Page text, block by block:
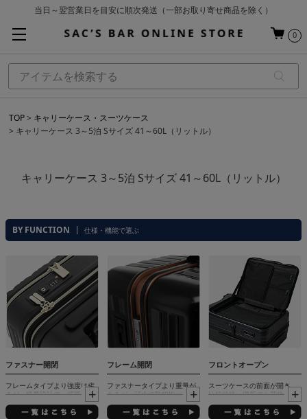
お買い上げ合計¥3,980以上で送料無料
0
TOP
キャリーケース・スーツケース
キャリーケース 3～5泊 Sサイズ 41～60L（リットル）
キャリーケース 3～5泊 Sサイズ 41～60L（リットル）
BY FUNCTION 仕様・機能で選ぶ
ファスナー開閉
フレームタイプより強度は劣
るが、軽量設計で、拡張機能
やフロントポケット等の付加
機能付きが多い
フレーム開閉
ファスナータイプより重量が
あるが、頑丈で防犯性に優
れ、ロック解除もワンタッチ
解除なので素早い開閉が可能
フロントオープン
スーツケースの前面が開き、
比較的狭い場所でも荷物の出
し入れが可能な仕様（フロン
トポケット仕様も含む）